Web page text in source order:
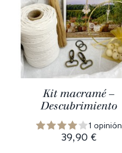
Kit macramé –
Descubrimiento
1 opinión
39,90 €